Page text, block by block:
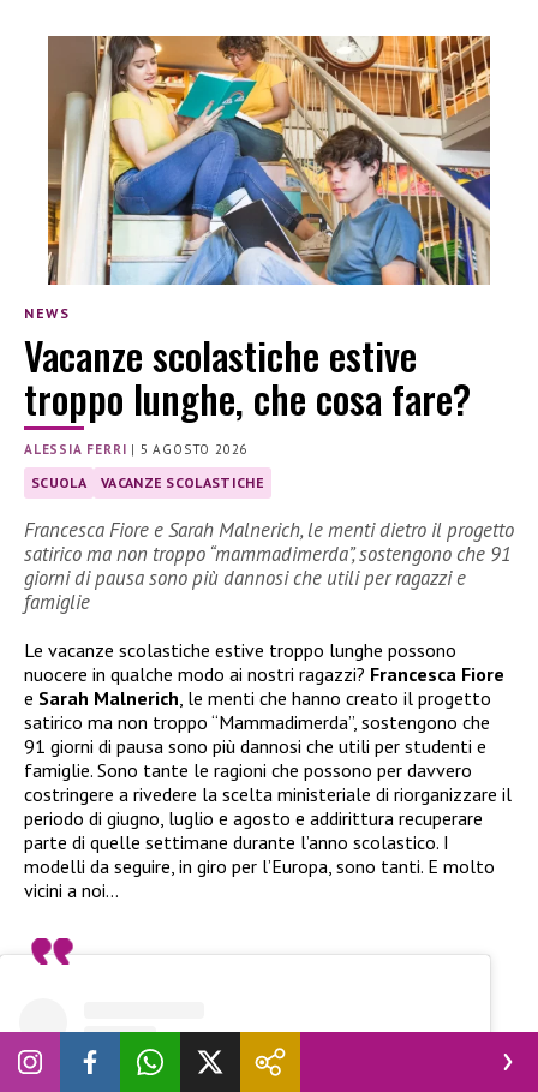
NEWS
Vacanze scolastiche estive
troppo lunghe, che cosa fare?
ALESSIA FERRI | 5 AGOSTO 2026
SCUOLA VACANZE SCOLASTICHE
Francesca Fiore e Sarah Malnerich, le menti dietro il progetto
satirico ma non troppo “mammadimerda”, sostengono che 91
giorni di pausa sono più dannosi che utili per ragazzi e
famiglie
Le vacanze scolastiche estive troppo lunghe possono
nuocere in qualche modo ai nostri ragazzi? Francesca Fiore
e Sarah Malnerich, le menti che hanno creato il progetto
satirico ma non troppo “Mammadimerda”, sostengono che
91 giorni di pausa sono più dannosi che utili per studenti e
famiglie. Sono tante le ragioni che possono per davvero
costringere a rivedere la scelta ministeriale di riorganizzare il
periodo di giugno, luglio e agosto e addirittura recuperare
parte di quelle settimane durante l’anno scolastico. I
modelli da seguire, in giro per l’Europa, sono tanti. E molto
vicini a noi…